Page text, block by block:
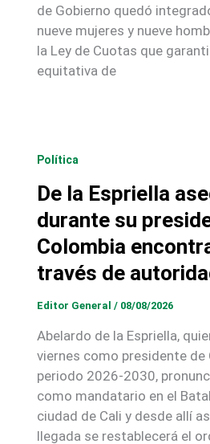
de Gobierno quedó
nueve mujeres y nueve
la Ley de Cuotas que
equitativa de
Política
De la Espriella
durante su
Colombia
través de
Editor General / 08/08/2026
Abelardo de la Espriella,
viernes como presidente de
periodo 2026-2030,
como mandatario en el
ciudad de Cali y desde allí
llegada se restablecerá el